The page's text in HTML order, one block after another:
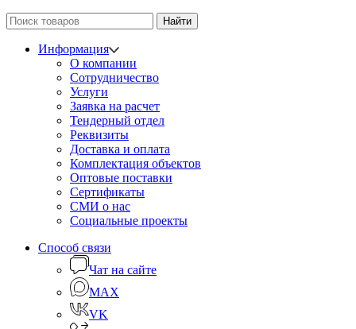
Найти
Информация
О компании
Сотрудничество
Услуги
Заявка на расчет
Тендерный отдел
Реквизиты
Доставка и оплата
Комплектация объектов
Оптовые поставки
Сертификаты
СМИ о нас
Социальные проекты
Способ связи
Чат на сайте
MAX
VK